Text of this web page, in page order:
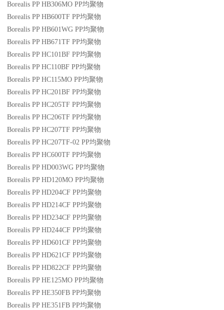
Borealis PP HB306MO PP均聚物
Borealis PP HB600TF PP均聚物
Borealis PP HB601WG PP均聚物
Borealis PP HB671TF PP均聚物
Borealis PP HC101BF PP均聚物
Borealis PP HC110BF PP均聚物
Borealis PP HC115MO PP均聚物
Borealis PP HC201BF PP均聚物
Borealis PP HC205TF PP均聚物
Borealis PP HC206TF PP均聚物
Borealis PP HC207TF PP均聚物
Borealis PP HC207TF-02 PP均聚物
Borealis PP HC600TF PP均聚物
Borealis PP HD003WG PP均聚物
Borealis PP HD120MO PP均聚物
Borealis PP HD204CF PP均聚物
Borealis PP HD214CF PP均聚物
Borealis PP HD234CF PP均聚物
Borealis PP HD244CF PP均聚物
Borealis PP HD601CF PP均聚物
Borealis PP HD621CF PP均聚物
Borealis PP HD822CF PP均聚物
Borealis PP HE125MO PP均聚物
Borealis PP HE350FB PP均聚物
Borealis PP HE351FB PP均聚物